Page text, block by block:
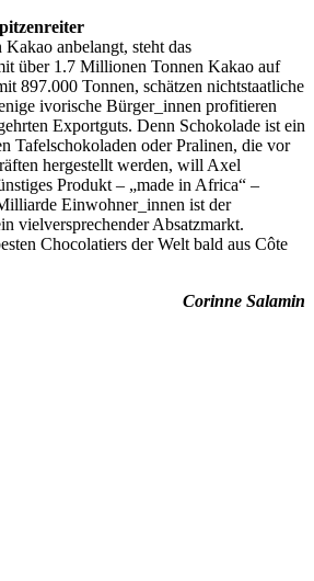
anbelangt, steht das
über 1.7 Millionen Tonnen Kakao auf
897.000 Tonnen, schätzen nichtstaatliche
ivorische Bürger_innen profitieren
Exportguts. Denn Schokolade ist ein
Tafelschokoladen oder Pralinen, die vor
hergestellt werden, will Axel
Produkt – „made in Africa“ –
Einwohner_innen ist der
vielversprechender Absatzmarkt.
Chocolatiers der Welt bald aus Côte
Corinne Salamin